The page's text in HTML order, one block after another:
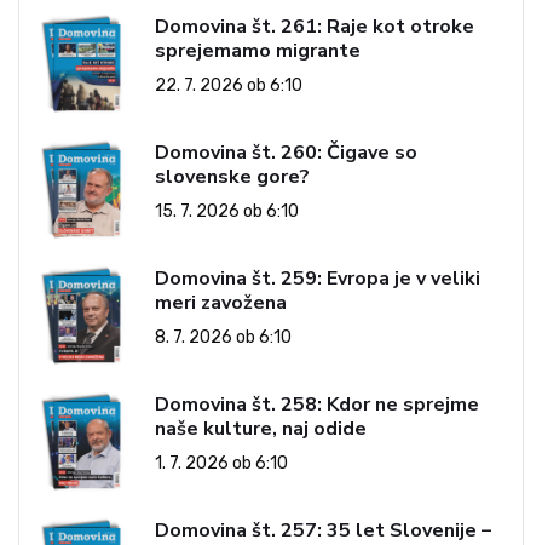
Domovina št. 261: Raje kot otroke
sprejemamo migrante
22. 7. 2026 ob 6:10
Domovina št. 260: Čigave so
slovenske gore?
15. 7. 2026 ob 6:10
Domovina št. 259: Evropa je v veliki
meri zavožena
8. 7. 2026 ob 6:10
Domovina št. 258: Kdor ne sprejme
naše kulture, naj odide
1. 7. 2026 ob 6:10
Domovina št. 257: 35 let Slovenije –